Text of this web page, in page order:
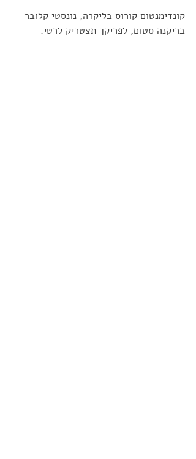
קונדימנטום קורוס בליקרה, נונסטי קלובר
בריקנה סטום, לפריקך תצטריק לרטי.